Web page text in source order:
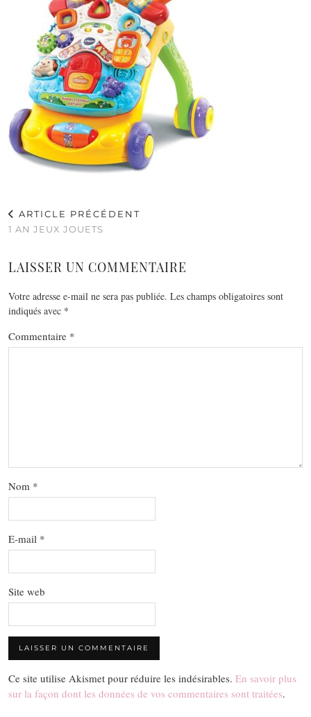
ARTICLE PRÉCÉDENT
1 AN JEUX JOUETS
LAISSER UN COMMENTAIRE
Votre adresse e-mail ne sera pas publiée. Les champs obligatoires sont
indiqués avec *
Commentaire *
Nom *
E-mail *
Site web
Ce site utilise Akismet pour réduire les indésirables. En savoir plus
sur la façon dont les données de vos commentaires sont traitées.